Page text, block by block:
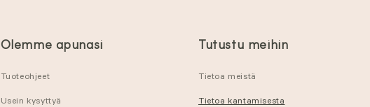
Olemme apunasi
Tuoteohjeet
Usein kysyttyä
Tutustu meihin
Tietoa meistä
Tietoa kantamisesta